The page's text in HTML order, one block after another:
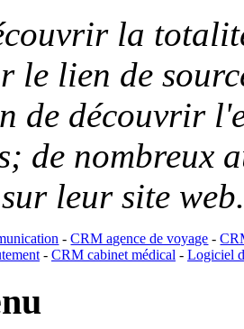
la
le lien de
de découvrir
de nombreux
leur site
-CRM agence de voyage -
- CRM cabinet médical- Logiciel